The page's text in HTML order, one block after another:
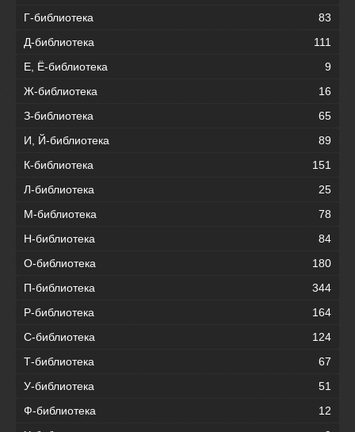
Г-библиотека
83
Д-библиотека
111
Е, Ё-библиотека
9
Ж-библиотека
16
З-библиотека
65
И, Й-библиотека
89
К-библиотека
151
Л-библиотека
25
М-библиотека
78
Н-библиотека
84
О-библиотека
180
П-библиотека
344
Р-библиотека
164
С-библиотека
124
Т-библиотека
67
У-библиотека
51
Ф-библиотека
12